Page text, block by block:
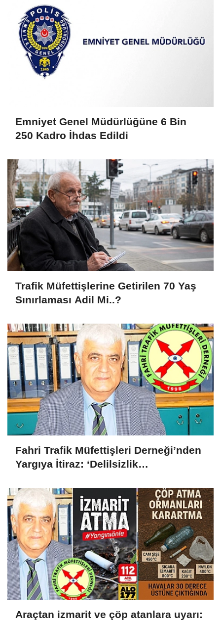
Emniyet Genel Müdürlüğüne 6 Bin
250 Kadro İhdas Edildi
Trafik Müfettişlerine Getirilen 70 Yaş
Sınırlaması Adil Mi..?
Fahri Trafik Müfettişleri Derneği’nden
Yargıya İtiraz: ‘Delilsizlik
Hukuksuzdur’
Araçtan izmarit ve çöp atanlara uyarı: